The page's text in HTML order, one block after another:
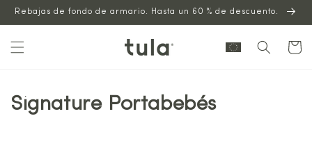
Saltar al
contenido
Rebajas de fondo de armario. Hasta un 60 % de descuento.
Carrito
Signature Portabebés